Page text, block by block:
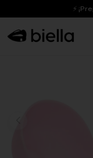
contenido
⚡
📍
🎁